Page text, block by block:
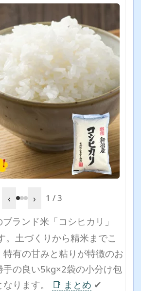
‹ › 1 / 3
ランド米「コシヒカリ」
。土づくりから精米までこ
有の甘みと粘りが特徴のお
手の良い5kg×2袋の小分け包
ります。
📑 まとめ ✔